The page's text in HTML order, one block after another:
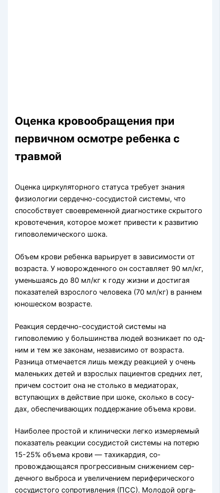
Оценка кровообращения при
первичном осмотре ребенка с
травмой
Оценка циркуляторного статуса требует знания
физиологии сердечно-сосуди­стой системы, что
способствует своевременной диа­гностике скрытого
кровотечения, которое может привести к развитию
гиповолемического шока.
Объем крови ребенка варьирует в зависимости от
возраста. У новорожденного он составляет 90 мл/кг,
уменьшаясь до 80 мл/кг к году жизни и достигая
показателей взрослого человека (70 мл/кг) в раннем
юношеском возрасте.
Реакция сердечно-сосудистой системы на
гиповолемию у большинства людей возникает по од­
ним и тем же законам, независимо от возраста.
Разница отмечается лишь между реакцией у очень
маленьких детей и взрослых пациентов средних лет,
причем состоит она не столько в медиаторах,
вступающих в действие при шоке, сколько в сосу­
дах, обеспечивающих поддержание объема крови.
Наиболее простой и клинически легко измеряе­мый
показатель реакции сосудистой системы на потерю
15-25% объема крови — тахикардия, со­
провождающаяся прогрессивным снижением сер­
дечного выброса и увеличением периферического
сосудистого сопротивления (ПСС). Молодой орга­